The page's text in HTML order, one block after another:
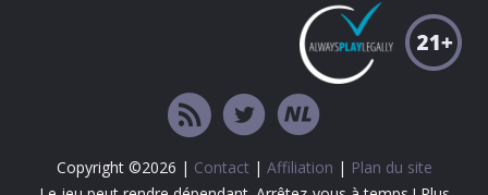
Copyright ©2026 | Contact | Affiliation | Plan du site